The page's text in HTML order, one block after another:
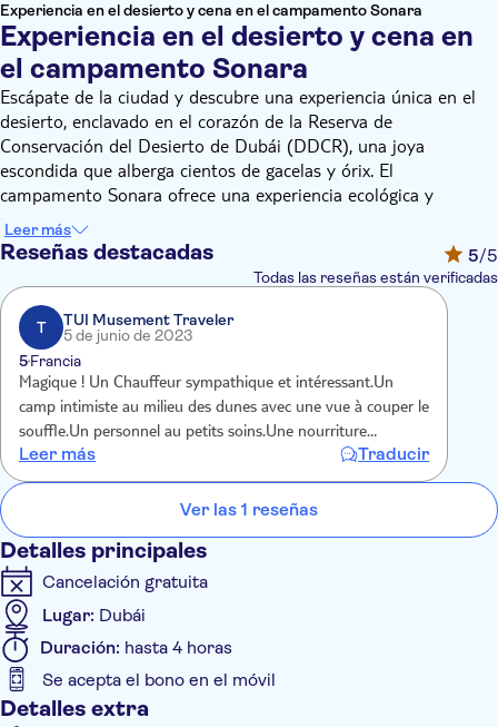
Experiencia en el desierto y cena en el campamento Sonara
Experiencia en el desierto y cena en
el campamento Sonara
Escápate de la ciudad y descubre una experiencia única en el
desierto, enclavado en el corazón de la Reserva de
Conservación del Desierto de Dubái (DDCR), una joya
escondida que alberga cientos de gacelas y órix. El
campamento Sonara ofrece una experiencia ecológica y
sostenible en el desierto. Disfruta del atardecer desde el salón
con actividades y entretenimiento para todas las edades, como
paseos en camello, espectáculo de halcones, sandboarding y
voleibol, seguido de una exquisita cena en el lujoso restaurante
del desierto, mientras disfrutas de increíbles actuaciones en
vivo como danza del vientre, espectáculo de tanoura,
acrobacias y el emblemático espectáculo de fuego Sonara.
Disfrute de la tarde mientras los niños se divierten en Sonara.
Pueden jugar voleibol, tiro con arco suave, sandboarding,
manualidades o ver una película bajo las estrellas.
Leer más
Reseñas destacadas 5/5
Todas las reseñas están verificadas
T
TUI Musement Traveler
5 de junio de 2023
5Francia
Magique ! Un Chauffeur sympathique et intéressant.Un
camp intimiste au milieu des dunes avec une vue à couper le
souffle.Un personnel au petits soins.Une nourriture
excellente, de spectacle digne d un cabaret !seul point
négatif,une musique un peu forte pendant le sunset A faire
Leer más Traducir
Ver las 1 reseñas
Detalles principales
Cancelación gratuita
Lugar: Dubái
Duración: hasta 4 horas
Se acepta el bono en el móvil
Detalles extra